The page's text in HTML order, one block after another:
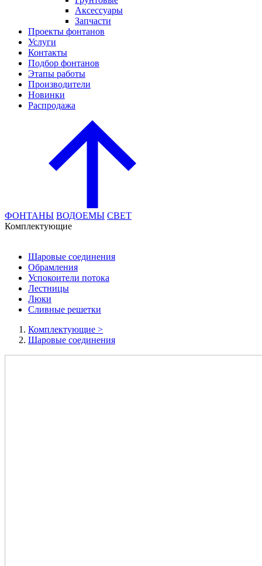
Аксессуары
Запчасти
Проекты фонтанов
Услуги
Контакты
Подбор фонтанов
Этапы работы
Производители
Новинки
Распродажа
ФОНТАНЫ ВОДОЕМЫ СВЕТ
Комплектующие
Шаровые соединения
Обрамления
Успокоители потока
Лестницы
Люки
Сливные решетки
Комплектующие >
Шаровые соединения